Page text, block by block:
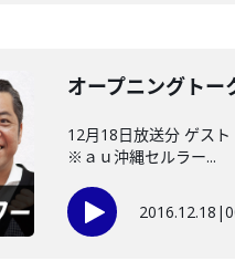
オープニングトー
12月18日放送分 ゲス
※ａｕ沖縄セルラー...
2016.12.18 |